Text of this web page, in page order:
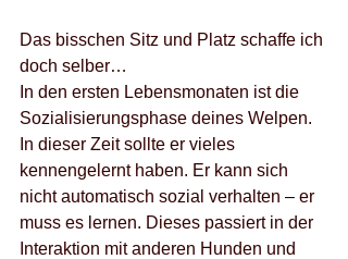
Das bisschen Sitz und Platz schaffe ich
doch selber…
In den ersten Lebensmonaten ist die
Sozialisierungsphase deines Welpen.
In dieser Zeit sollte er vieles
kennengelernt haben. Er kann sich
nicht automatisch sozial verhalten – er
muss es lernen. Dieses passiert in der
Interaktion mit anderen Hunden und